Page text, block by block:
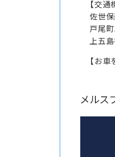
【交
佐世
戸尾
上五
【お
メルス